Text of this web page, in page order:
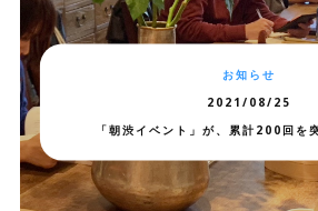
お知らせ
2021/08/25
「朝渋イベント」が、累計200回を